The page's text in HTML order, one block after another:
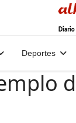
Deportes